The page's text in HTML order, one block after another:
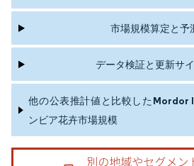
市場規模算定と予
データ検証と更新サ
他の公表推計値と比較した
ンビア花卉市場規模